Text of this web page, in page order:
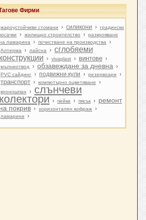
Фирми
жароустойчиви стомани › силикони ›
градински
› жилищно строителство ›
разкрояване
ламарина
› почистване на производства ›
Алтерма › лайсна › сглобяеми
конструкции › vivaplast › винтове ›
мълниотвод › обзавеждане за дневна ›
PVC сайдинг › подвижни кули › резервоари ›
транспорт › компютърно оцветяване ›
кроношпан › слънчеви
колектори › пейки › пясък ›
ремонт
на покрив › хоризонтален кофраж ›
ламарини ›